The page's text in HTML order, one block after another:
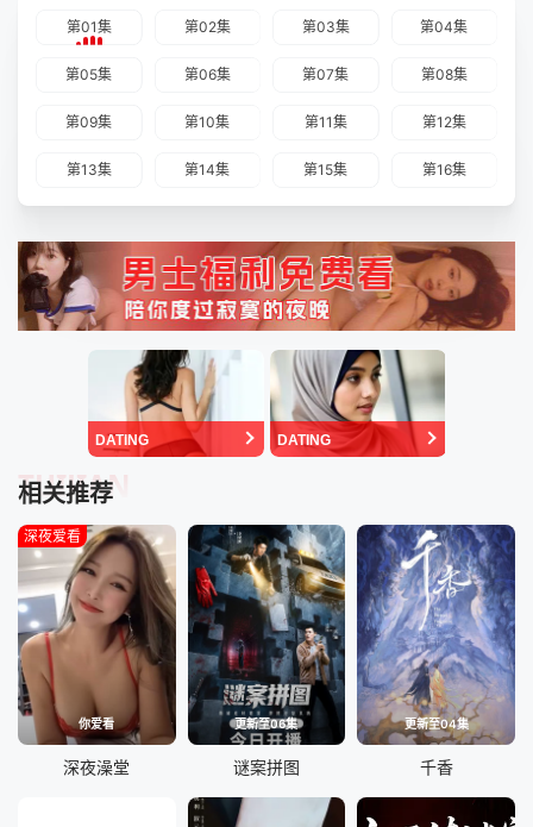
第01集 第02集 第03集 第04集
第05集 第06集 第07集 第08集
第09集 第10集 第11集 第12集
第13集 第14集 第15集 第16集
DATING DATING
相关推荐
TUIJIAN
你爱看
深夜爱看
深夜澡堂
更新至06集
谜案拼图
更新至04集
千香